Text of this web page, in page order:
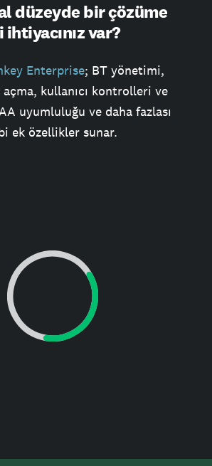
düzeyde bir çözüme
ihtiyacınız var?
Enterprise; BT yönetimi,
kullanıcı kontrolleri ve
uyumluluğu ve daha fazlası
ek özellikler sunar.